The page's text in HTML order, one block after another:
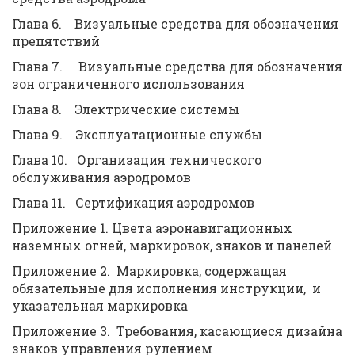
Глава 6. Визуальные средства для обозначения
препятствий
Глава 7. Визуальные средства для обозначения
зон ограниченного использования
Глава 8. Электрические системы
Глава 9. Эксплуатационные службы
Глава 10. Организация технического
обслуживания аэродромов
Глава 11. Сертификация аэродромов
Приложение 1. Цвета аэронавигационных
наземных огней, маркировок, знаков и панелей
Приложение 2. Маркировка, содержащая
обязательные для исполнения инструкции, и
указательная маркировка
Приложение 3. Требования, касающиеся дизайна
знаков управления рулением